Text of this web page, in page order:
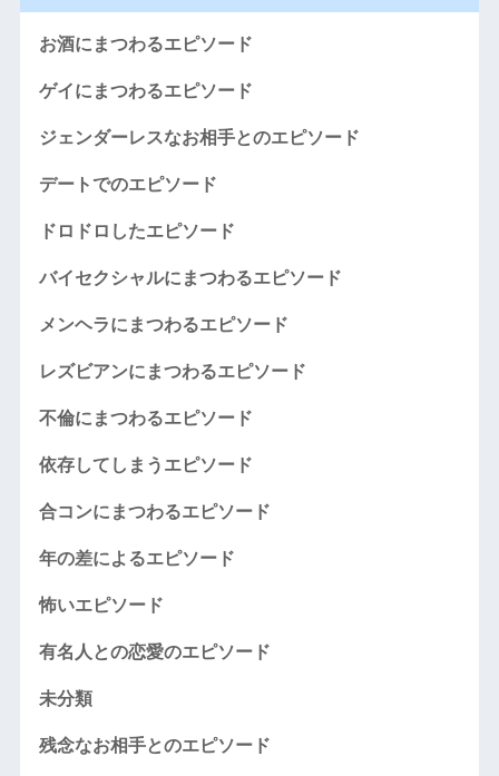
お酒にまつわるエピソード
ゲイにまつわるエピソード
ジェンダーレスなお相手とのエピソード
デートでのエピソード
ドロドロしたエピソード
バイセクシャルにまつわるエピソード
メンヘラにまつわるエピソード
レズビアンにまつわるエピソード
不倫にまつわるエピソード
依存してしまうエピソード
合コンにまつわるエピソード
年の差によるエピソード
怖いエピソード
有名人との恋愛のエピソード
未分類
残念なお相手とのエピソード